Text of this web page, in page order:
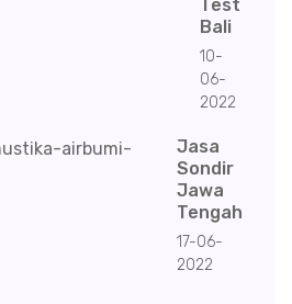
Test
Bali
10-
06-
2022
Jasa
Sondir
Jawa
Tengah
17-06-
2022